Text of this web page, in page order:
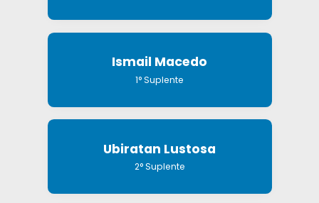
Ismail Macedo
1° Suplente
Ubiratan Lustosa
2° Suplente